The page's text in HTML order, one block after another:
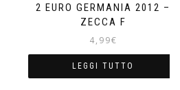
2 EURO GERMANIA 2012 –
ZECCA F
4,99€
LEGGI TUTTO